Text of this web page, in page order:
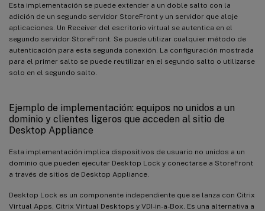
Esta implementación se puede extender a un doble salto con la
adición de un segundo servidor StoreFront y un servidor que aloje
aplicaciones. Un Receiver del escritorio virtual se autentica en el
segundo servidor StoreFront. Se puede utilizar cualquier método de
autenticación para esta segunda conexión. La configuración mostrada
para el primer salto se puede reutilizar en el segundo salto o utilizarse
solo en el segundo salto.
Ejemplo de implementación: equipos no unidos a un
dominio y clientes ligeros que acceden al sitio de
Desktop Appliance
Esta implementación implica dispositivos de usuario no unidos a un
dominio que pueden ejecutar Desktop Lock y conectarse a StoreFront
a través de sitios de Desktop Appliance.
Desktop Lock es un componente independiente que se lanza con Citrix
Virtual Apps, Citrix Virtual Desktops y VDI-in-a-Box. Es una alternativa a